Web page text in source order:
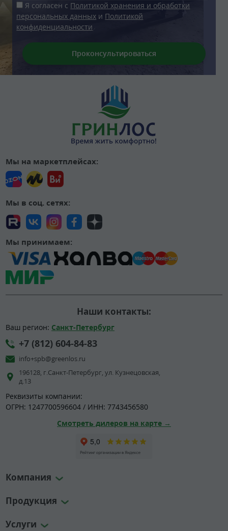
Я согласен с Политикой хранения и обработки
персональных данных и Политикой
конфиденциальности
Мы на маркетплейсах:
Мы в соц. сетях:
Мы принимаем:
Наши контакты:
Ваш регион: Санкт-Петербург
+7 (812) 604-84-83
info+spb@greenlos.ru
196128, г.Санкт-Петербург, ул. Кузнецовская,
д.13
Реквизиты компании:
ОГРН: 1247700596604 / ИНН: 7743456580
Смотреть дилеров на карте →
Компания
Продукция
Услуги